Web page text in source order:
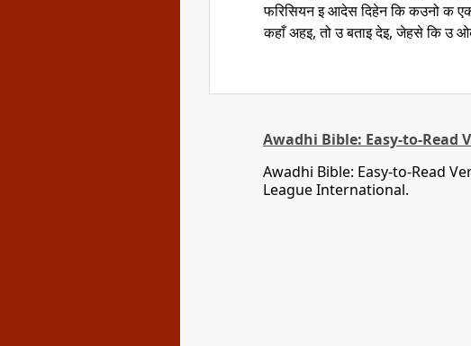
फरिसियन इ आदेस दिहेन कि कउनो क
कहाँ अहइ, तो उ बताइ देइ, जेहसे कि उ
Awadhi Bible: Easy-to-Read
Awadhi Bible: Easy-to-Read
League International.